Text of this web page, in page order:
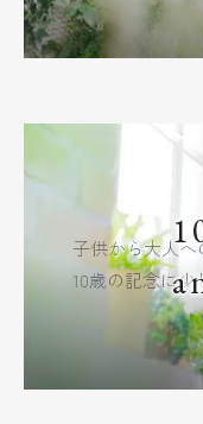
子供から大人へ
10歳の記念に